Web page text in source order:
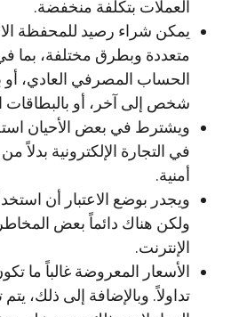
العملات بتكلفة منخفضة.
يمكن شراء رصيد للمحفظة
متعددة وبطرق مختلفة، بما
الحساب المصرفي العادي، أو
شخص إلى آخر، أو بالبطاقات
ويشترط في بعض الأحيان
في التجارة الإلكترونية بدلاً
أمنية.
ويجدر بوضع الاعتبار أن
ولكن هناك دائماً بعض المخاطر
الإنترنت.
الأسعار المعروضة غالباً ما
تداولاً. وبالإضافة إلى ذلك،